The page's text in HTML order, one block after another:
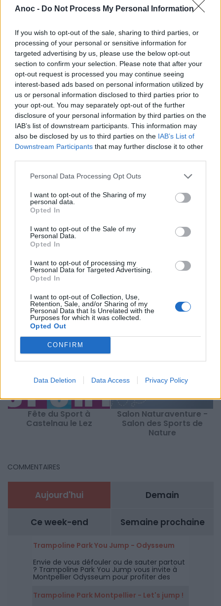
Anoc - Do Not Process My Personal Information
If you wish to opt-out of the sale, sharing to third parties, or
processing of your personal or sensitive information for
targeted advertising by us, please use the below opt-out
section to confirm your selection. Please note that after your
opt-out request is processed you may continue seeing
interest-based ads based on personal information utilized by
us or personal information disclosed to third parties prior to
your opt-out. You may separately opt-out of the further
disclosure of your personal information by third parties on the
IAB’s list of downstream participants. This information may
also be disclosed by us to third parties on the IAB’s List of
Downstream Participants that may further disclose it to other
Personal Data Processing Opt Outs
I want to opt-out of the Sharing of my
personal data.
Opted In
I want to opt-out of the Sale of my
Personal Data.
Opted In
I want to opt-out of processing my
Personal Data for Targeted Advertising.
Opted In
I want to opt-out of Collection, Use,
Retention, Sale, and/or Sharing of my
Personal Data that Is Unrelated with the
Purposes for which it was collected.
Opted Out
CONFIRM
Data Deletion Data Access Privacy Policy
ÂGE RECOMMANDÉ
SITE OFFICIEL
www.castelnau-le-lez.fr
Mots-clés : sport montpellier sortir famille montpellier
gratuite montpellier
À LIRE AUSSI...
Fête du Sport à
Castelnau le Lez
Salon Naturaventure -
Salon des Sports de
Nature
COMMENTAIRES
Aujourd'hui Demain
Ce week-end Semaine prochaine
Trampoline Park You Jump - Odysseum
Envie de vous défouler ou de sauter partout
? Trampoline Park You Jump vous invite à
Montpellier Odysseum pour profiter des
trampolines mais aussi du parcours Ninja.
Trampoline Park Montpellier - Let's jump !